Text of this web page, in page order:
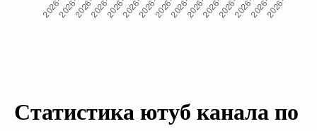
Статистика ютуб канала по